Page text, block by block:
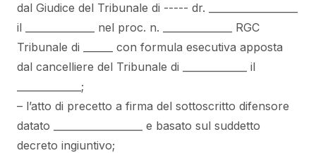
dal Giudice del Tribunale di ----- dr. __________________
il ______________ nel proc. n. ______________ RGC
Tribunale di ______ con formula esecutiva apposta
dal cancelliere del Tribunale di _____________ il
_____________;
– l’atto di precetto a firma del sottoscritto difensore
datato __________________ e basato sul suddetto
decreto ingiuntivo;